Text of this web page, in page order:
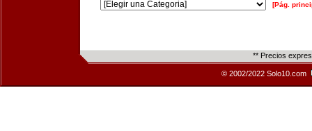
[Pág.
** Precios
© 2002/2022 Solo10.com